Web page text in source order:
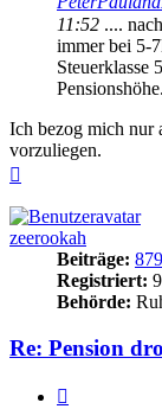
11:52 ....
immer bei 5-
Steuerklasse
Ich bezog mich nur
vorzuliegen.
zeerookah
Beiträge: 879
Registriert:
Behörde:
Re: Pension